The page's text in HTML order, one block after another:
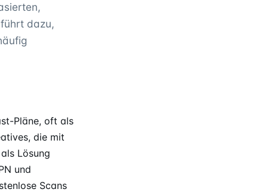
dazu,
Pläne, oft als
die mit
Lösung
und
Scans